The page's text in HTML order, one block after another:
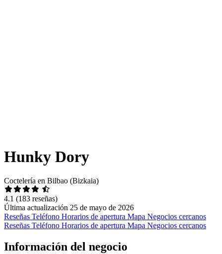
Hunky Dory
Coctelería en Bilbao (Bizkaia)
4.1 (183 reseñas)
Última actualización 25 de mayo de 2026
Reseñas Teléfono Horarios de apertura Mapa Negocios cercanos
Reseñas Teléfono Horarios de apertura Mapa Negocios cercanos
Información del negocio